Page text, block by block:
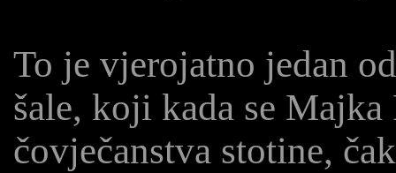
To je vjerojatno jedan
šale, koji kada se
čovječanstva stotine,